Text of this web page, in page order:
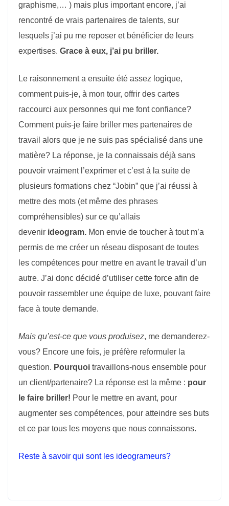
graphisme,… ) mais plus important encore, j’ai
rencontré de vrais partenaires de talents, sur
lesquels j’ai pu me reposer et bénéficier de leurs
expertises. Grace à eux, j’ai pu briller.
Le raisonnement a ensuite été assez logique,
comment puis-je, à mon tour, offrir des cartes
raccourci aux personnes qui me font confiance?
Comment puis-je faire briller mes partenaires de
travail alors que je ne suis pas spécialisé dans une
matière? La réponse, je la connaissais déjà sans
pouvoir vraiment l’exprimer et c’est à la suite de
plusieurs formations chez “Jobin” que j’ai réussi à
mettre des mots (et même des phrases
compréhensibles) sur ce qu’allais
devenir ideogram. Mon envie de toucher à tout m’a
permis de me créer un réseau disposant de toutes
les compétences pour mettre en avant le travail d’un
autre. J’ai donc décidé d’utiliser cette force afin de
pouvoir rassembler une équipe de luxe, pouvant faire
face à toute demande.
Mais qu’est-ce que vous produisez, me demanderez-
vous? Encore une fois, je préfère reformuler la
question. Pourquoi travaillons-nous ensemble pour
un client/partenaire? La réponse est la même : pour
le faire briller! Pour le mettre en avant, pour
augmenter ses compétences, pour atteindre ses buts
et ce par tous les moyens que nous connaissons.
Reste à savoir qui sont les ideogrameurs?